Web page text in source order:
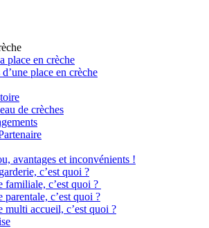
place en crèche
place en crèche
de crèches
avantages et inconvénients !
c’est quoi ?
familiale, c’est quoi ?
parentale, c’est quoi ?
multi accueil, c’est quoi ?